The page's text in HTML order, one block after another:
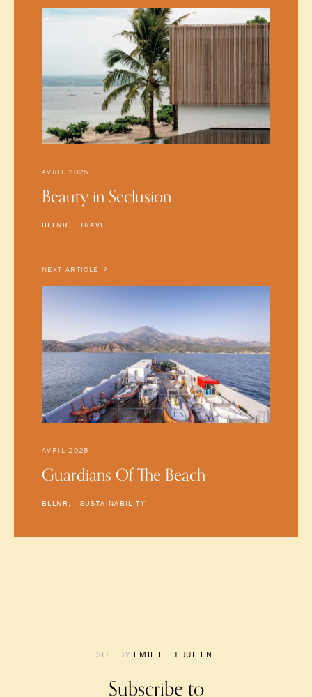
AVRIL 2025
Beauty in Seclusion
BLLNR TRAVEL
NEXT ARTICLE
AVRIL 2025
Guardians Of The Beach
BLLNR SUSTAINABILITY
SITE BY EMILIE ET JULIEN .
Subscribe to